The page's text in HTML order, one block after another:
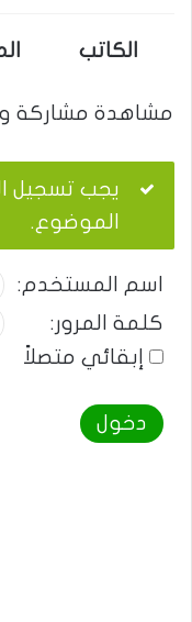
الكاتب
مشاهدة مشاركة
يجب تسجيل
الموضوع.
اسم المستخدم:
كلمة المرور:
إبقائي متصلاً
دخول